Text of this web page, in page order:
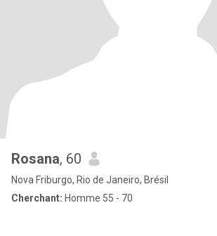
Rosana, 60
Nova Friburgo, Rio de Janeiro, Brésil
Cherchant: Homme 55 - 70